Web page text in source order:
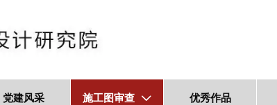
党建风采 施工图审查  优秀作品